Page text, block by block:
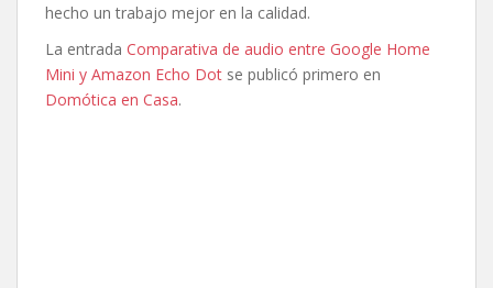
hecho un trabajo mejor en la calidad.
La entrada Comparativa de audio entre Google Home
Mini y Amazon Echo Dot se publicó primero en
Domótica en Casa.